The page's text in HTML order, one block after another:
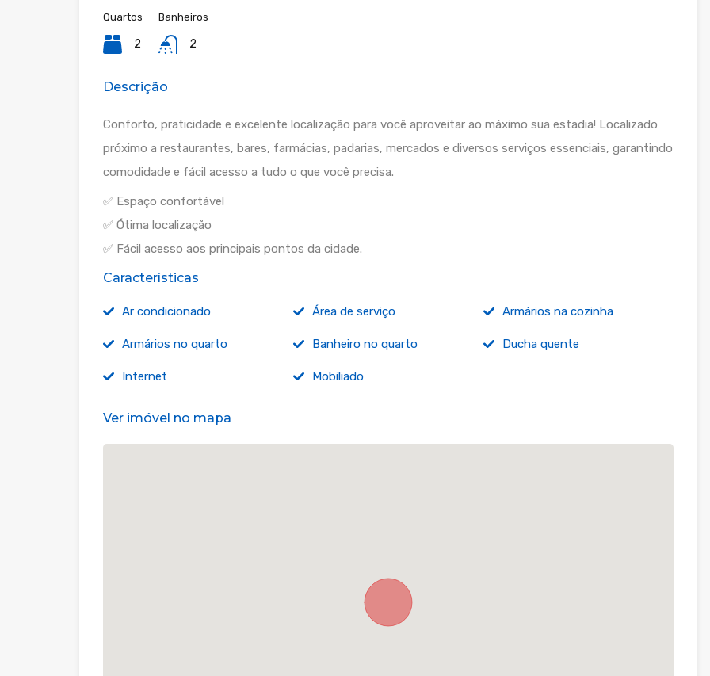
Quartos
2
Banheiros
2
Descrição
Conforto, praticidade e excelente localização para você aproveitar ao máximo sua estadia! Localizado
próximo a restaurantes, bares, farmácias, padarias, mercados e diversos serviços essenciais, garantindo
comodidade e fácil acesso a tudo o que você precisa.
✅ Espaço confortável
✅ Ótima localização
✅ Fácil acesso aos principais pontos da cidade.
Características
Ar condicionado Área de serviço Armários na cozinha
Armários no quarto Banheiro no quarto Ducha quente
Internet Mobiliado
Ver imóvel no mapa